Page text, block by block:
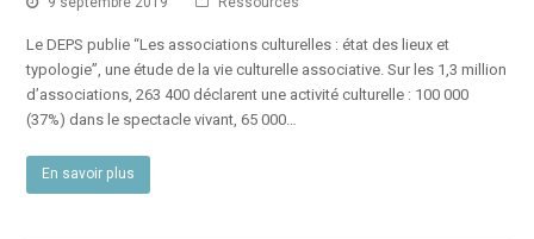
Le DEPS publie “Les associations culturelles : état des lieux et
typologie”, une étude de la vie culturelle associative. Sur les 1,3 million
d’associations, 263 400 déclarent une activité culturelle : 100 000
(37%) dans le spectacle vivant, 65 000…
En savoir plus